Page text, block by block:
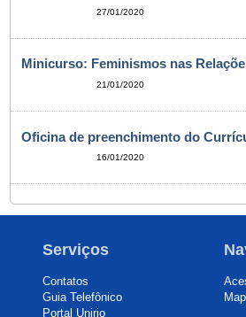
27/01/2020
Minicurso: Feminismos nas
21/01/2020
Oficina de preenchimento do
16/01/2020
Serviços
Contatos
Guia Telefônico
Portal Unirio